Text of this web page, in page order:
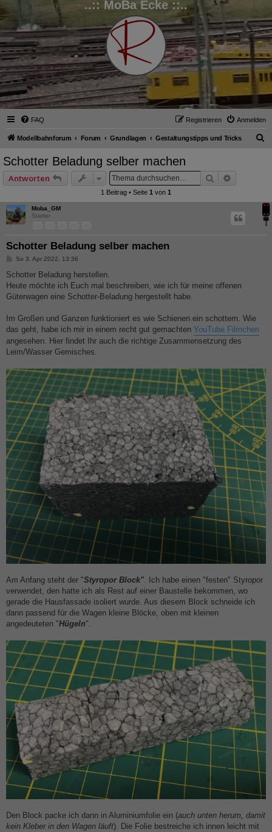
..:: MoBa Ecke ::..
FAQ Anmelden
Registrieren
Modellbahnforum Forum Grundlagen Gestaltungstipps und Tricks
Schotter Beladung selber machen
Antworten Suche
1 Beitrag • Seite 1 von 1
Moba_GM
Starter
Schotter Beladung selber machen
B
i
r
a
So 3. Apr 2022, 13:36
Schotter Beladung herstellen.
Heute möchte ich Euch mal beschreiben, wie ich für meine offenen
Güterwagen eine Schotter-Beladung hergestellt habe.
Im Großen und Ganzen funktioniert es wie Schienen ein schottern. Wie
das geht, habe ich mir in einem recht gut gemachten YouTube Filmchen
angesehen. Hier findet Ihr auch die richtige Zusammensetzung des
Leim/Wasser Gemisches.
Am Anfang steht der "Styropor Block". Ich habe einen "festen" Styropor
verwendet, den hatte ich als Rest auf einer Baustelle bekommen, wo
gerade die Hausfassade isoliert wurde. Aus diesem Block schneide ich
dann passend für die Wagen kleine Blöcke, oben mit kleinen
angedeuteten "Hügeln".
Den Block packe ich dann in Aluminiumfolie ein (auch unten herum, damit
kein Kleber in den Wagen läuft). Die Folie bestreiche ich innen leicht mit